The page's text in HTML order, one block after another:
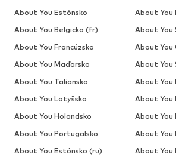
About You Estónsko
About You
About You Belgicko (fr)
About You
About You Francúzsko
About You
About You Maďarsko
About You
About You Taliansko
About You
About You Lotyšsko
About You
About You Holandsko
About You
About You Portugalsko
About You
About You Estónsko (ru)
About You